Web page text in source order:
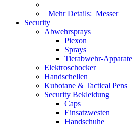
Mehr Details: Messer
Security
Abwehrsprays
Piexon
Sprays
Tierabwehr-Apparate
Elektroschocker
Handschellen
Kubotane & Tactical Pens
Security Bekleidung
Caps
Einsatzwesten
Handschuhe